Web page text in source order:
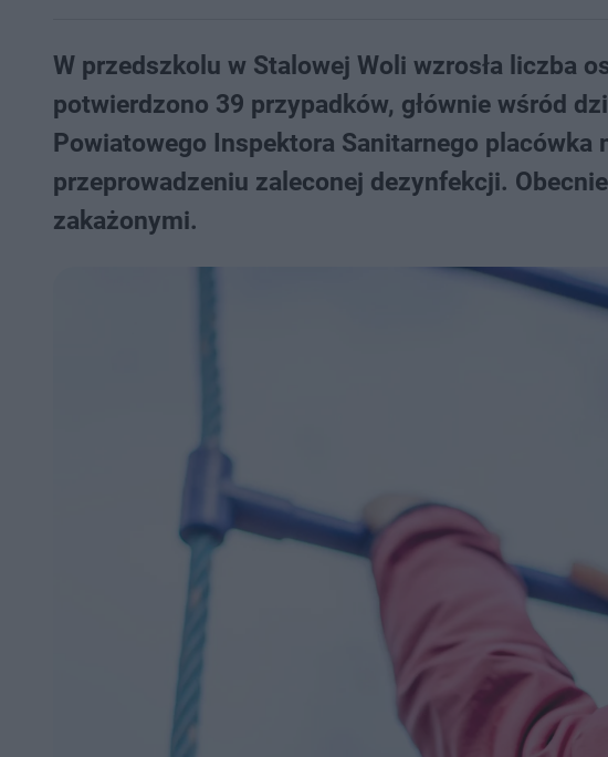
W przedszkolu w Stalowej Woli wzrosła liczba
potwierdzono 39 przypadków, głównie wśród
Powiatowego Inspektora Sanitarnego placówka
przeprowadzeniu zaleconej dezynfekcji.
zakażonymi.